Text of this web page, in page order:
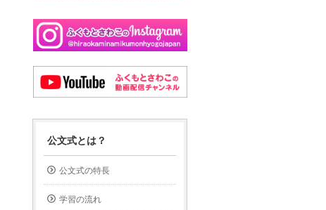
公文式とは？
公文式の特長
学習の流れ